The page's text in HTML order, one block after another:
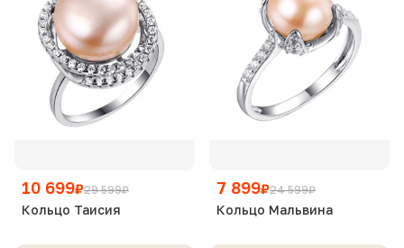
10 699₽29 599₽
Кольцо Таисия
7 899₽24 599₽
Кольцо Мальвина